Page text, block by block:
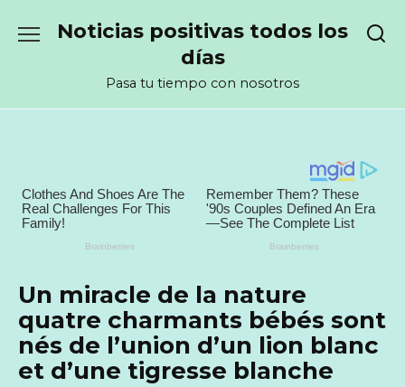
Noticias positivas todos los
días
Pasa tu tiempo con nosotros
Un miracle de la nature
quatre charmants bébés sont
nés de l’union d’un lion blanc
et d’une tigresse blanche